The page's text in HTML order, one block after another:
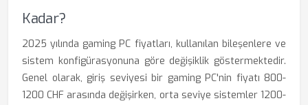
Kadar?
2025 yılında gaming PC fiyatları, kullanılan bileşenlere ve
sistem konfigürasyonuna göre değişiklik göstermektedir.
Genel olarak, giriş seviyesi bir gaming PC'nin fiyatı 800-
1200 CHF arasında değişirken, orta seviye sistemler 1200-